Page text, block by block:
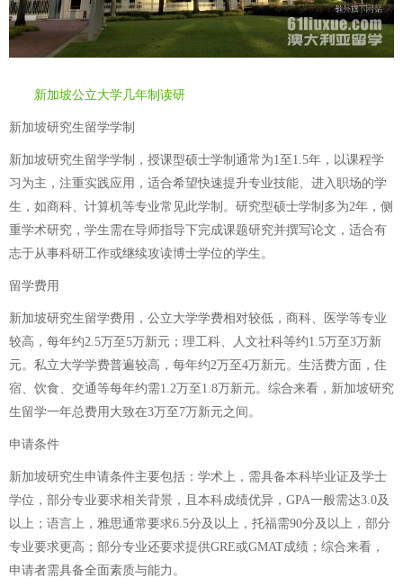
新加坡公立大学几年制读研
新加坡研究生留学学制
新加坡研究生留学学制，授课型硕士学制通常为1至1.5年，以课程学
习为主，注重实践应用，适合希望快速提升专业技能、进入职场的学
生，如商科、计算机等专业常见此学制。研究型硕士学制多为2年，侧
重学术研究，学生需在导师指导下完成课题研究并撰写论文，适合有
志于从事科研工作或继续攻读博士学位的学生。
留学费用
新加坡研究生留学费用，公立大学学费相对较低，商科、医学等专业
较高，每年约2.5万至5万新元；理工科、人文社科等约1.5万至3万新
元。私立大学学费普遍较高，每年约2万至4万新元。生活费方面，住
宿、饮食、交通等每年约需1.2万至1.8万新元。综合来看，新加坡研究
生留学一年总费用大致在3万至7万新元之间。
申请条件
新加坡研究生申请条件主要包括：学术上，需具备本科毕业证及学士
学位，部分专业要求相关背景，且本科成绩优异，GPA一般需达3.0及
以上；语言上，雅思通常要求6.5分及以上，托福需90分及以上，部分
专业要求更高；部分专业还要求提供GRE或GMAT成绩；综合来看，
申请者需具备全面素质与能力。